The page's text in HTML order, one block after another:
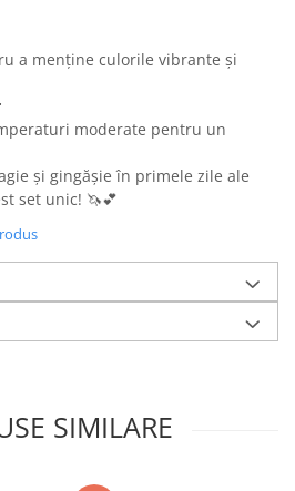
a menține culorile vibrante și
moderate pentru un
și gingășie în primele zile ale
set unic! 🦄💕
SIMILARE